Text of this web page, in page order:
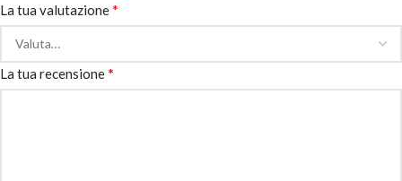
La tua valutazione*
La tua recensione*